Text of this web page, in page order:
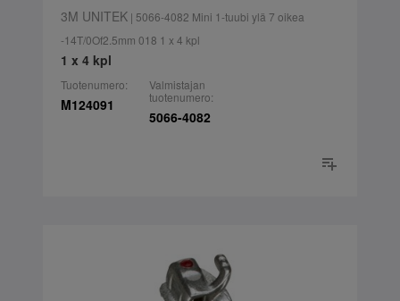
3M UNITEK| 5066-4082 Mini 1-tuubi ylä 7 oikea
-14T/0Of2.5mm 018 1 x 4 kpl
1 x 4 kpl
Tuotenumero:
M124091
Valmistajan
tuotenumero:
5066-4082